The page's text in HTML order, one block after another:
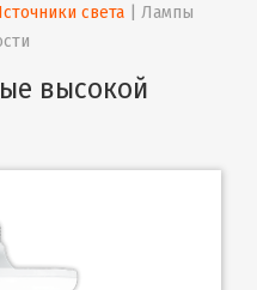
света
Лампы
высокой